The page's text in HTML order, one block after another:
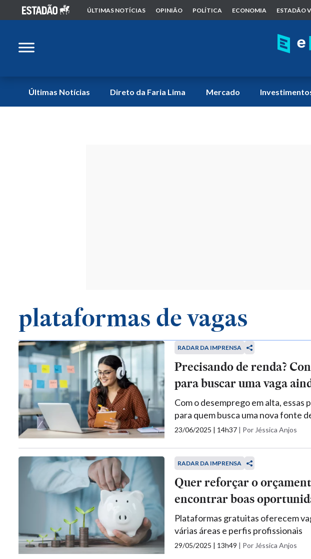
ÚLTIMAS NOTÍCIAS OPINIÃO POLÍTICA ECONOMIA ESTADÃO
Últimas Notícias Direto da Faria Lima Mercado
plataformas de vagas
RADAR DA IMPRENSA
Precisando de renda?
para buscar uma vaga
Com o desemprego em alta, essas
para quem busca uma nova fonte
23/06/2025 | 14h37 | Por Jéssica Anjos
RADAR DA IMPRENSA
Quer reforçar o
encontrar boas
Plataformas gratuitas oferecem
várias áreas e perfis profissionais
29/05/2025 | 13h49 | Por Jéssica Anjos